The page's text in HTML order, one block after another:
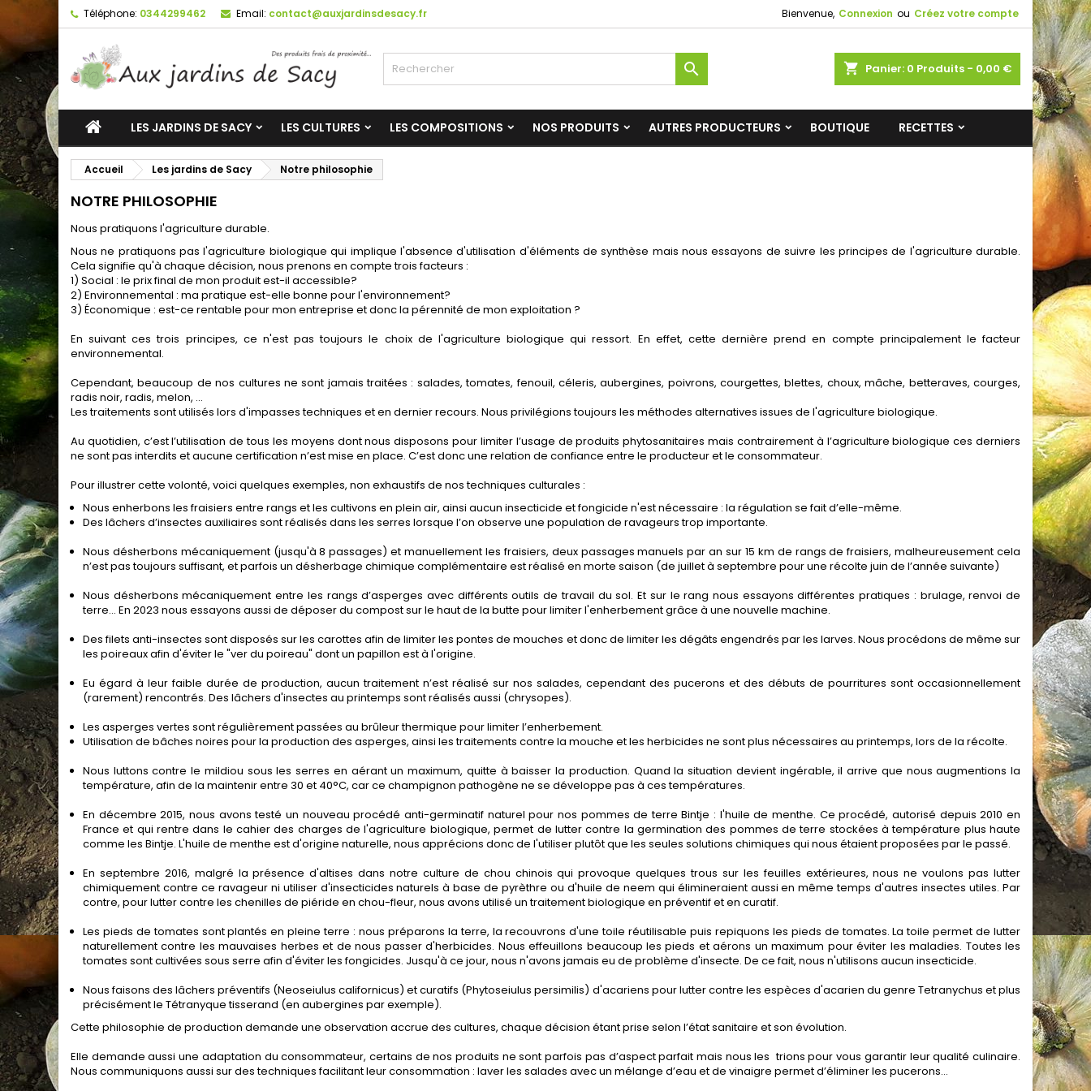
Téléphone: 0344299462 Email: contact@auxjardinsdesacy.fr Bienvenue, Connexion ou Créez votre compte
shopping_cart Panier: 0 Produits - 0,00 €

LES JARDINS DE SACY LES CULTURES LES COMPOSITIONS NOS PRODUITS AUTRES PRODUCTEURS BOUTIQUE RECETTES
Accueil Les jardins de Sacy Notre philosophie
NOTRE PHILOSOPHIE
Nous pratiquons l'agriculture durable.
Nous ne pratiquons pas l'agriculture biologique qui implique l'absence d'utilisation d'éléments de synthèse mais nous essayons de suivre les principes de l'agriculture durable.
Cela signifie qu'à chaque décision, nous prenons en compte trois facteurs :
1) Social : le prix final de mon produit est-il accessible?
2) Environnemental : ma pratique est-elle bonne pour l'environnement?
3) Économique : est-ce rentable pour mon entreprise et donc la pérennité de mon exploitation ?
En suivant ces trois principes, ce n'est pas toujours le choix de l'agriculture biologique qui ressort. En effet, cette dernière prend en compte principalement le facteur
environnemental.
Cependant, beaucoup de nos cultures ne sont jamais traitées : salades, tomates,fenouil, céleris, aubergines, poivrons, courgettes, blettes, choux, mâche, betteraves, courges,
radis noir, radis, melon, ...
Les traitements sont utilisés lors d'impasses techniques et en dernier recours. Nous privilégions toujours les méthodes alternatives issues de l'agriculture biologique.
Au quotidien, c’est l’utilisation de tous les moyens dont nous disposons pour limiter l’usage de produits phytosanitaires mais contrairement à l’agriculture biologique ces derniers
ne sont pas interdits et aucune certification n’est mise en place. C’est donc une relation de confiance entre le producteur et le consommateur.
Pour illustrer cette volonté, voici quelques exemples, non exhaustifs de nos techniques culturales :
Nous enherbons les fraisiers entre rangs et les cultivons en plein air, ainsi aucun insecticide et fongicide n'est nécessaire : la régulation se fait d’elle-même.
Des lâchers d’insectes auxiliaires sont réalisés dans les serres lorsque l’on observe une population de ravageurs trop importante.
Nous désherbons mécaniquement (jusqu'à 8 passages) et manuellement les fraisiers, deux passages manuels par an sur 15 km de rangs de fraisiers, malheureusement cela
n’est pas toujours suffisant, et parfois un désherbage chimique complémentaire est réalisé en morte saison (de juillet à septembre pour une récolte juin de l’année suivante)
Nous désherbons mécaniquement entre les rangs d’asperges avec différents outils de travail du sol. Et sur le rang nous essayons différentes pratiques : brulage, renvoi de
terre... En 2023 nous essayons aussi de déposer du compost sur le haut de la butte pour limiter l'enherbement grâce à une nouvelle machine.
Des filets anti-insectes sont disposés sur les carottes afin de limiter les pontes de mouches et donc de limiter les dégâts engendrés par les larves. Nous procédons de même sur
les poireaux afin d'éviter le "ver du poireau" dont un papillon est à l'origine.
Eu égard à leur faible durée de production, aucun traitement n’est réalisé sur nos salades, cependant des pucerons et des débuts de pourritures sont occasionnellement
(rarement) rencontrés. Des lâchers d'insectes au printemps sont réalisés aussi (chrysopes).
Les asperges vertes sont régulièrement passées au brûleur thermique pour limiter l’enherbement.
Utilisation de bâches noires pour la production des asperges, ainsi les traitements contre la mouche et les herbicides ne sont plus nécessaires au printemps, lors de la récolte.
Nous luttons contre le mildiou sous les serres en aérant un maximum, quitte à baisser la production. Quand la situation devient ingérable, il arrive que nous augmentions la
température, afin de la maintenir entre 30 et 40°C, car ce champignon pathogène ne se développe pas à ces températures.
En décembre 2015, nous avons testé un nouveau procédé anti-germinatif naturel pour nos pommes de terre Bintje : l'huile de menthe. Ce procédé, autorisé depuis 2010 en
France et qui rentre dans le cahier des charges de l'agriculture biologique, permet de lutter contre la germination des pommes de terre stockées à température plus haute
comme les Bintje. L'huile de menthe est d'origine naturelle, nous apprécions donc de l'utiliser plutôt que les seules solutions chimiques qui nous étaient proposées par le passé.
En septembre 2016, malgré la présence d'altises dans notre culture de chou chinois qui provoque quelques trous sur les feuilles extérieures, nous ne voulons pas lutter
chimiquement contre ce ravageur ni utiliser d'insecticides naturels à base de pyrèthre ou d'huile de neem qui élimineraient aussi en même temps d'autres insectes utiles. Par
contre, pour lutter contre les chenilles de piéride en chou-fleur, nous avons utilisé un traitement biologique en préventif et en curatif.
Les pieds de tomates sont plantés en pleine terre : nous préparons la terre, la recouvrons d'une toile réutilisable puis repiquons les pieds de tomates. La toile permet de lutter
naturellement contre les mauvaises herbes et de nous passer d'herbicides. Nous effeuillons beaucoup les pieds et aérons un maximum pour éviter les maladies. Toutes les
tomates sont cultivées sous serre afin d'éviter les fongicides. Jusqu'à ce jour, nous n'avons jamais eu de problème d'insecte. De ce fait, nous n'utilisons aucun insecticide.
Nous faisons des lâchers préventifs (Neoseiulus californicus) et curatifs (Phytoseiulus persimilis) d'acariens pour lutter contre les espèces d'acarien du genre Tetranychus et plus
précisément le Tétranyque tisserand (en aubergines par exemple).
Cette philosophie de production demande une observation accrue des cultures, chaque décision étant prise selon l’état sanitaire et son évolution.
Elle demande aussi une adaptation du consommateur, certains de nos produits ne sont parfois pas d’aspect parfait mais nous les trions pour vous garantir leur qualité culinaire.
Nous communiquons aussi sur des techniques facilitant leur consommation : laver les salades avec un mélange d’eau et de vinaigre permet d’éliminer les pucerons…